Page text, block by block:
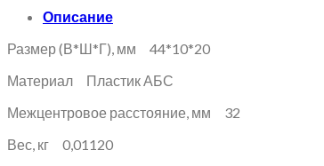
Описание
Размер (В*Ш*Г), мм 44*10*20
Материал Пластик АБС
Межцентровое расстояние, мм 32
Вес, кг 0,01120